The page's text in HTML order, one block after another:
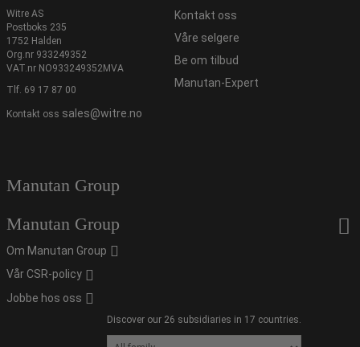
Witre AS
Postboks 235
1752 Halden
Org.nr 933249352
VAT.nr NO933249352MVA
Tlf. 69 17 87 00
Kontakt oss sales@witre.no
Kontakt oss
Våre selgere
Be om tilbud
Manutan-Expert
Manutan Group
Manutan Group
Om Manutan Group
Vår CSR-policy
Jobbe hos oss
Discover our 26 subsidiaries in 17 countries.